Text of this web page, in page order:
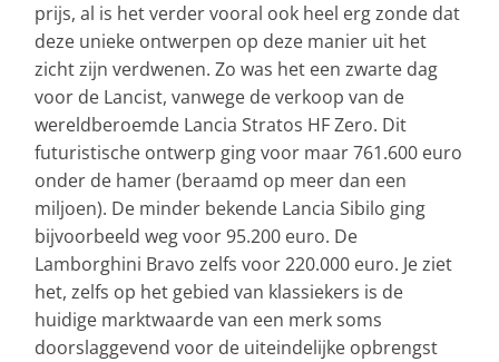
prijs, al is het verder vooral ook heel erg zonde dat
deze unieke ontwerpen op deze manier uit het
zicht zijn verdwenen. Zo was het een zwarte dag
voor de Lancist, vanwege de verkoop van de
wereldberoemde Lancia Stratos HF Zero. Dit
futuristische ontwerp ging voor maar 761.600 euro
onder de hamer (beraamd op meer dan een
miljoen). De minder bekende Lancia Sibilo ging
bijvoorbeeld weg voor 95.200 euro. De
Lamborghini Bravo zelfs voor 220.000 euro. Je ziet
het, zelfs op het gebied van klassiekers is de
huidige marktwaarde van een merk soms
doorslaggevend voor de uiteindelijke opbrengst